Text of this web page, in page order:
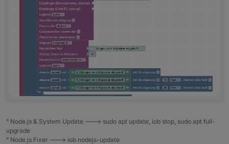
Export:
° Node.js & System Update ---> sudo apt update, iob stop, sudo apt full-
upgrade
° Node.js Fixer ---> iob nodejs-update